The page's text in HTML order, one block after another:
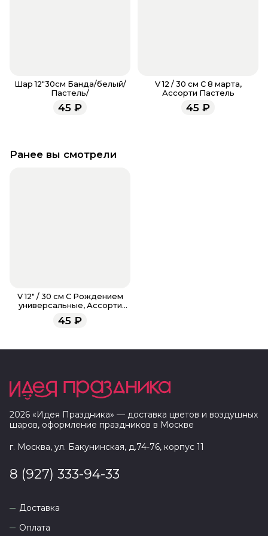
Шар 12"30см Банда/белый/
Пастель/
45 ₽
V 12 / 30 см С 8 марта,
Ассорти Пастель
45 ₽
Ранее вы смотрели
V 12" / 30 см С Рождением
универсальные, Ассорти
Пастель
45 ₽
2026 «Идея Праздника» — доставка цветов и воздушных
шаров, оформление праздников в Москве
г. Москва, ул. Бакунинская, д.74-76, корпус 11
8 (927) 333-94-33
Доставка
Оплата